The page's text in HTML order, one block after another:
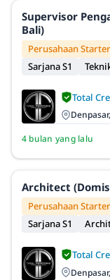
Supervisor
Bali)
Perusahaan Starter
Sarjana S1
Total
4 bulan yang lalu
Architect
Perusahaan Starter
Sarjana S1
Total